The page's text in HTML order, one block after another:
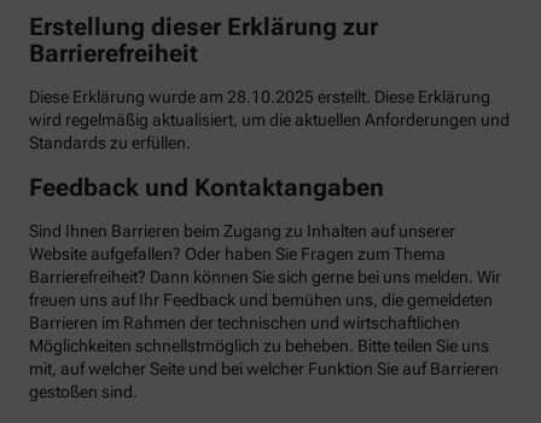
Erstellung dieser Erklärung zur
Barrierefreiheit
Diese Erklärung wurde am 28.10.2025 erstellt. Diese Erklärung
wird regelmäßig aktualisiert, um die aktuellen Anforderungen und
Standards zu erfüllen.
Feedback und Kontaktangaben
Sind Ihnen Barrieren beim Zugang zu Inhalten auf unserer
Website aufgefallen? Oder haben Sie Fragen zum Thema
Barrierefreiheit? Dann können Sie sich gerne bei uns melden. Wir
freuen uns auf Ihr Feedback und bemühen uns, die gemeldeten
Barrieren im Rahmen der technischen und wirtschaftlichen
Möglichkeiten schnellstmöglich zu beheben. Bitte teilen Sie uns
mit, auf welcher Seite und bei welcher Funktion Sie auf Barrieren
gestoßen sind.